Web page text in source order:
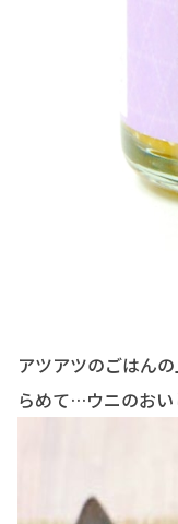
アツアツのごはん
らめて…ウニのおい